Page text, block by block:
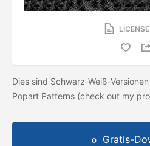
Dies sind Schwarz-Weiß-
Popart Patterns (check out my
Gratis-